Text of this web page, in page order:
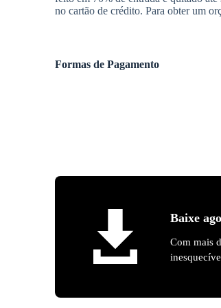
no cartão de crédito. Para obter um
Formas de Pagamento
Baixe
Com mais